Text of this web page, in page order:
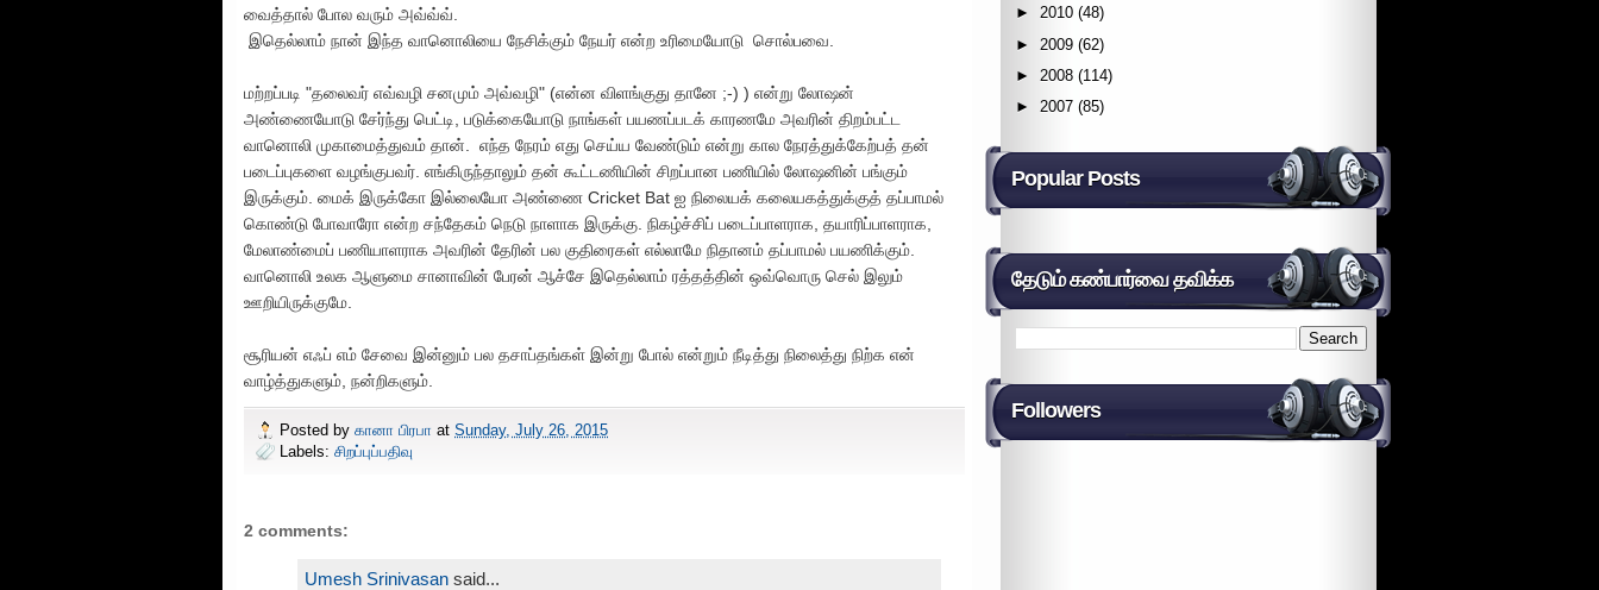
வைத்தால் போல வரும் அவ்வ்வ்.
இதெல்லாம் நான் இந்த வானொலியை நேசிக்கும் நேயர் என்ற உரிமையோடு சொல்பவை.
மற்றப்படி "தலைவர் எவ்வழி சனமும் அவ்வழி" (என்ன விளங்குது தானே ;-) ) என்று லோஷன்
அண்ணையோடு சேர்ந்து பெட்டி, படுக்கையோடு நாங்கள் பயணப்படக் காரணமே அவரின் திறம்பட்ட
வானொலி முகாமைத்துவம் தான். எந்த நேரம் எது செய்ய வேண்டும் என்று கால நேரத்துக்கேற்பத் தன்
படைப்புகளை வழங்குபவர். எங்கிருந்தாலும் தன் கூட்டணியின் சிறப்பான பணியில் லோஷனின் பங்கும்
இருக்கும். மைக் இருக்கோ இல்லையோ அண்ணை Cricket Bat ஐ நிலையக் கலையகத்துக்குத் தப்பாமல்
கொண்டு போவாரோ என்ற சந்தேகம் நெடு நாளாக இருக்கு. நிகழ்ச்சிப் படைப்பாளராக, தயாரிப்பாளராக,
மேலாண்மைப் பணியாளராக அவரின் தேரின் பல குதிரைகள் எல்லாமே நிதானம் தப்பாமல் பயணிக்கும்.
வானொலி உலக ஆளுமை சானாவின் பேரன் ஆச்சே இதெல்லாம் ரத்தத்தின் ஒவ்வொரு செல் இலும்
ஊறியிருக்குமே.
சூரியன் எஃப் எம் சேவை இன்னும் பல தசாப்தங்கள் இன்று போல் என்றும் நீடித்து நிலைத்து நிற்க என்
வாழ்த்துகளும், நன்றிகளும்.
Posted by கானா பிரபா at Sunday, July 26, 2015
Labels: சிறப்புப்பதிவு
2 comments:
Umesh Srinivasan said...
► 2010 (48)
► 2009 (62)
► 2008 (114)
► 2007 (85)
Popular Posts
தேடும் கண்பார்வை தவிக்க
Followers